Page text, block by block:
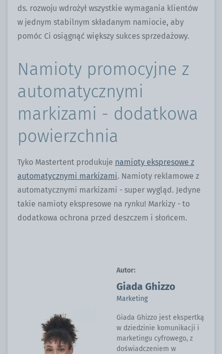
ds. rozwoju wdrożył wszystkie wymagania klientów
w jednym stabilnym składanym namiocie, aby
pomóc Ci osiągnąć większy sukces sprzedażowy.
Namioty promocyjne z
automatycznymi
markizami - dodatkowa
powierzchnia
Tyko Mastertent produkuje namioty ekspresowe z
automatycznymi markizami. Namioty reklamowe z
automatycznymi markizami - super wygląd. Jedyne
takie namioty ekspresowe na rynku! Markizy - to
dodatkowa ochrona przed deszczem i słońcem.
Autor:
Giada Ghizzo
Marketing
Giada Ghizzo jest ekspertką
w dziedzinie komunikacji i
marketingu cyfrowego, z
doświadczeniem w